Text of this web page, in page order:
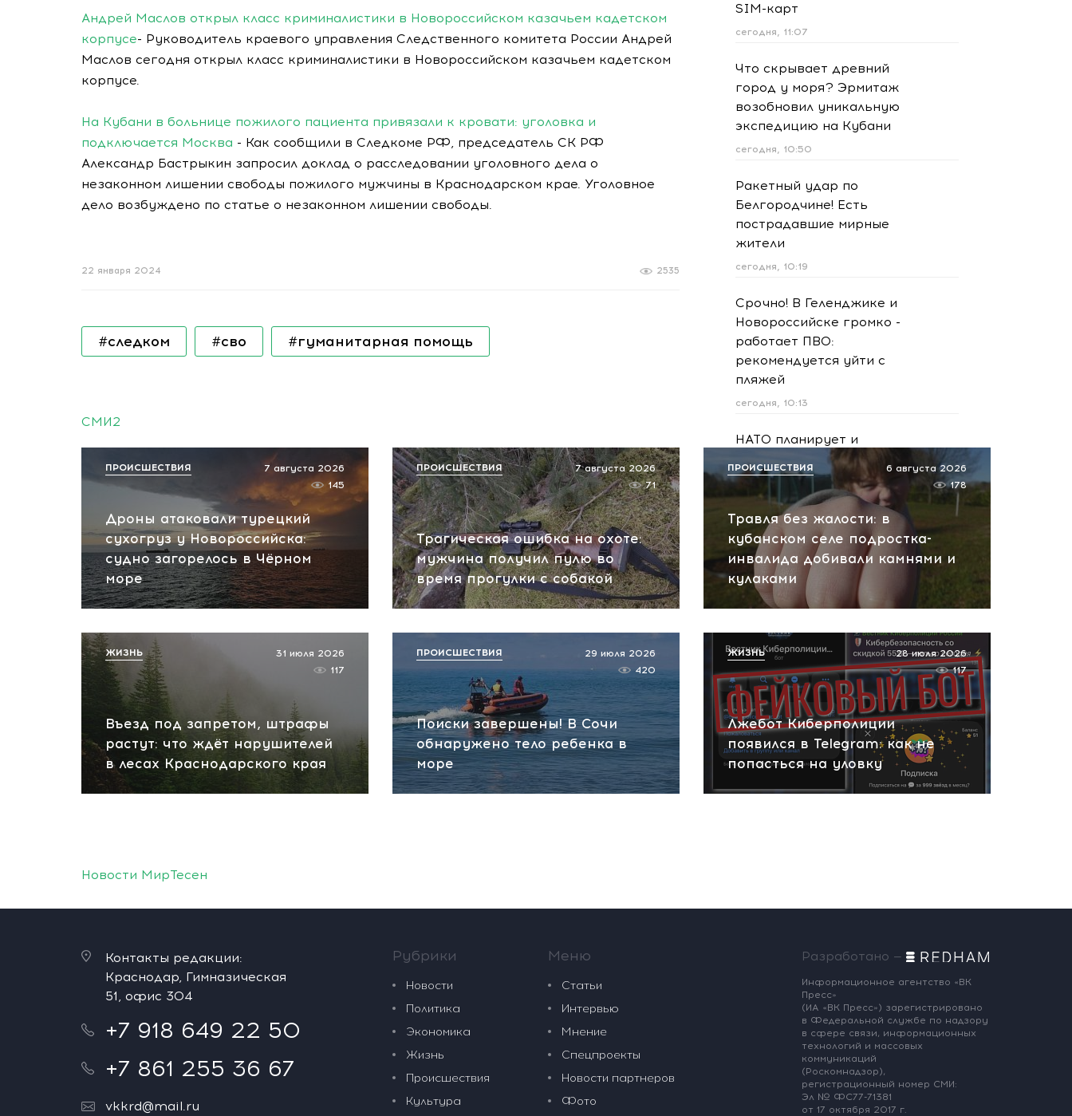
Андрей Маслов открыл класс криминалистики в Новороссийском казачьем кадетском
корпусе- Руководитель краевого управления Следственного комитета России Андрей
Маслов сегодня открыл класс криминалистики в Новороссийском казачьем кадетском
корпусе.
На Кубани в больнице пожилого пациента привязали к кровати: уголовка и
подключается Москва - Как сообщили в Следкоме РФ, председатель СК РФ
Александр Бастрыкин запросил доклад о расследовании уголовного дела о
незаконном лишении свободы пожилого мужчины в Краснодарском крае. Уголовное
дело возбуждено по статье о незаконном лишении свободы.
2535
22 января 2024
#следком #сво #гуманитарная помощь
SIM-карт
сегодня, 11:07
Что скрывает древний
город у моря? Эрмитаж
возобновил уникальную
экспедицию на Кубани
сегодня, 10:50
Ракетный удар по
Белгородчине! Есть
пострадавшие мирные
жители
сегодня, 10:19
Срочно! В Геленджике и
Новороссийске громко -
работает ПВО:
рекомендуется уйти с
пляжей
сегодня, 10:13
НАТО планирует и
руководит терактами в
России! Сенсационное
заявление хакеров
сегодня, 10:07
СМИ2
Дроны атаковали турецкий
сухогруз у Новороссийска:
судно загорелось в Чёрном
море
7 августа 2026
145
ПРОИСШЕСТВИЯ
Трагическая ошибка на охоте:
мужчина получил пулю во
время прогулки с собакой
7 августа 2026
71
ПРОИСШЕСТВИЯ
Травля без жалости: в
кубанском селе подростка-
инвалида добивали камнями и
кулаками
6 августа 2026
178
ПРОИСШЕСТВИЯ
Въезд под запретом, штрафы
растут: что ждёт нарушителей
в лесах Краснодарского края
31 июля 2026
117
ЖИЗНЬ
Поиски завершены! В Сочи
обнаружено тело ребенка в
море
29 июля 2026
420
ПРОИСШЕСТВИЯ
Лжебот Киберполиции
появился в Telegram: как не
попасться на уловку
28 июля 2026
117
ЖИЗНЬ
Новости МирТесен
Контакты редакции:
Краснодар, Гимназическая
51, офис 304
+7 918 649 22 50
+7 861 255 36 67
vkkrd@mail.ru
Рубрики
Новости
Политика
Экономика
Жизнь
Происшествия
Культура
Меню
Статьи
Интервью
Мнение
Спецпроекты
Новости партнеров
Фото
Разработано —
Информационное агентство «ВК
Пресс»
(ИА «ВК Пресс») зарегистрировано
в Федеральной службе по надзору
в сфере связи, информационных
технологий и массовых
коммуникаций
(Роскомнадзор),
регистрационный номер СМИ:
Эл № ФС77-71381
от 17 октября 2017 г.